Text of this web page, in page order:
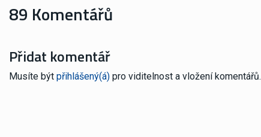
89 Komentářů
Přidat komentář
Musíte být přihlášený(á) pro viditelnost a vložení komentářů.